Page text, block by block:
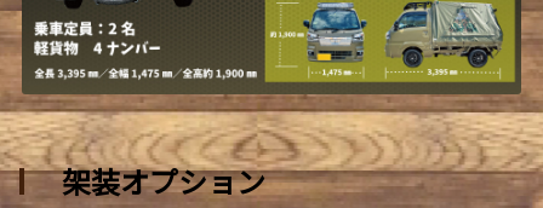
架装オプション